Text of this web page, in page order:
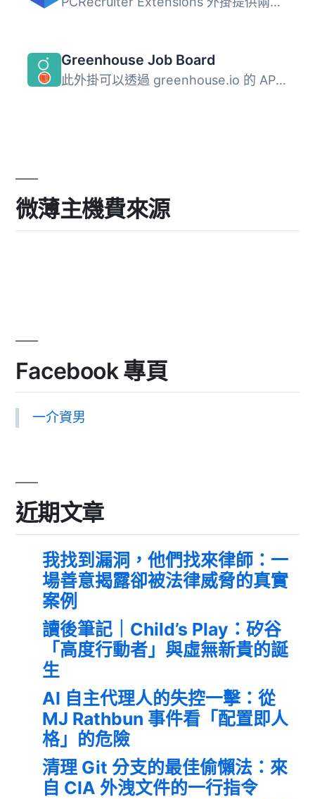
Greenhouse Job Board
此外掛可以透過 greenhouse.io 的 API 從招聘版面撈取資訊，...
微薄主機費來源
Facebook 專頁
一介資男
近期文章
我找到漏洞，他們找來律師：一
場善意揭露卻被法律威脅的真實
案例
讀後筆記｜Child’s Play：矽谷
「高度行動者」與虛無新貴的誕
生
AI 自主代理人的失控一擊：從
MJ Rathbun 事件看「配置即人
格」的危險
清理 Git 分支的最佳偷懶法：來
自 CIA 外洩文件的一行指令